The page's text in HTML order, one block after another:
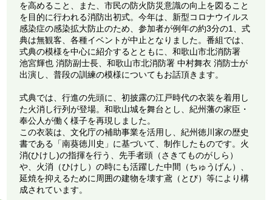
を高めること、また、市民の防火防災意識の向上を図ること
を目的に行われる消防出初式。今年は、新型コロナウイルス
感染症の感染拡大防止のため、参加者が例年の約3分の1、式
典は無観客、各種イベントが中止となりました。番組では、
式典の模様を中心に紹介するとともに、和歌山市北消防署
池宮輝也 消防副士長、和歌山市北消防署 中村舞衣 消防士が
出演し、普段の訓練の模様についてもお話頂きます。
式典では、行進の先頭に、初披露の江戸時代の衣装を着用し
た火消し行列が登場。和歌山城を舞台とし、紀州藩の家臣・
奉公人が働く様子を再現しました。
この衣装は、文化庁の補助事業を活用し、紀州徳川家の歴史
書である「南葵徳川史」に基づいて、制作したものです。火
消(ひけし)の指揮を行う、先手者頭（さきてものがしら）
や、火消（ひけし）の時にも活躍した中間（ちゅうげん）、
延焼を抑えるために周囲の建物を壊す鳶（とび）等により構
成されています。